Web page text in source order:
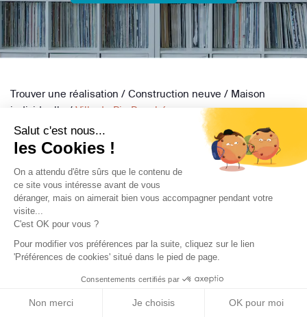
Salut c'est nous...
les Cookies !
On a attendu d'être sûrs que le contenu de
ce site vous intéresse avant de vous
déranger, mais on aimerait bien vous accompagner pendant votre
visite...
C'est OK pour vous ?
Pour modifier vos préférences par la suite, cliquez sur le lien
'Préférences de cookies' situé dans le pied de page.
Consentements certifiés par
Non merci Je choisis OK pour moi
Trouver une réalisation / Construction neuve / Maison
individuelle
/ Villa du Pin Penché
Archidvisor
À propos
Notre blog